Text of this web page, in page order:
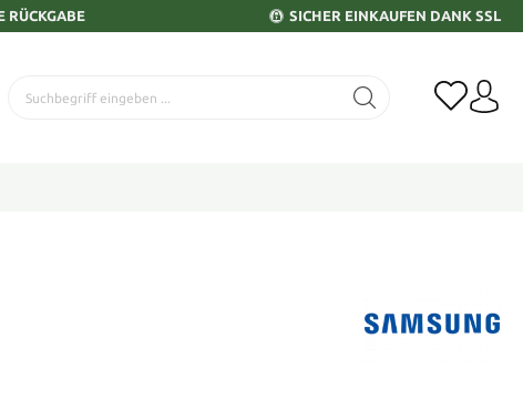
RÜCKGABE SICHER EINKAUFEN DANK SSL